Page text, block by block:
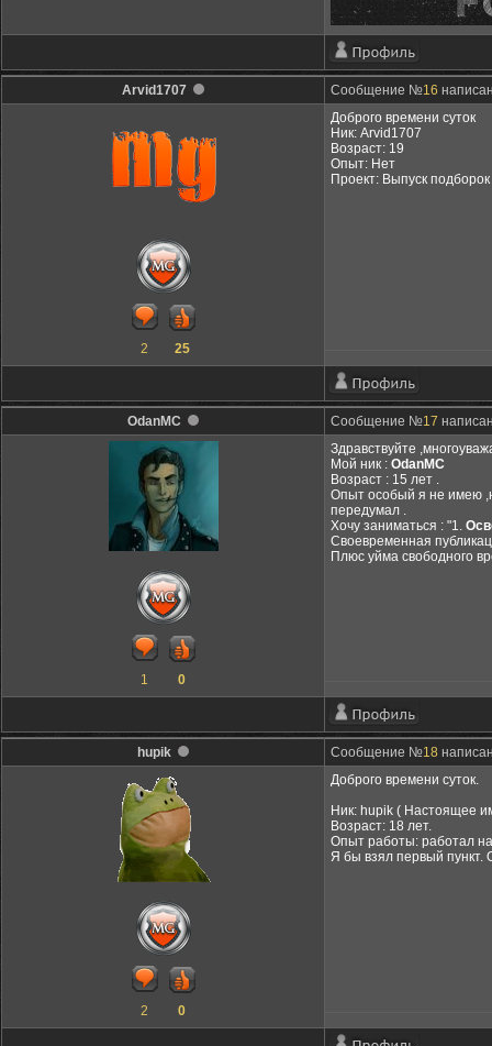
Arvid1707 Сообщение №16
2 25
Доброго времени суток
Ник: Arvid1707
Возраст: 19
Опыт: Нет
Проект: Выпуск
OdanMC Сообщение №17
1 0
Здравствуйте
Мой ник : OdanMC
Возраст : 15 лет .
Опыт особый я не имею
передумал .
Хочу заниматься : "1.
Своевременная
Плюс уйма свободного
hupik Сообщение №18
2 0
Доброго времени суток.
Ник: hupik ( Настоящее
Возраст: 18 лет.
Опыт работы: работал
Я бы взял первый пункт.